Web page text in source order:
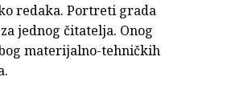
redaka. Portreti grada
jednog čitatelja. Onog
materijalno-tehničkih